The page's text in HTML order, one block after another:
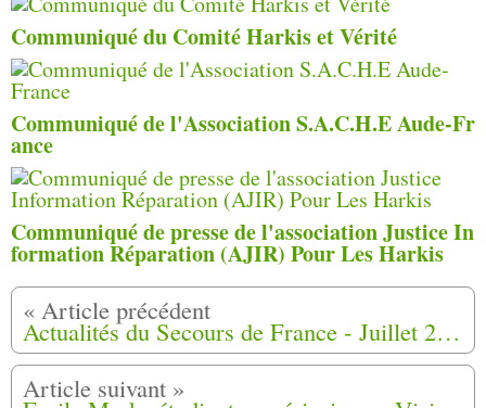
Communiqué du Comité Harkis et Vérité
Communiqué de l'Association S.A.C.H.E Aude-Fr
ance
Communiqué de presse de l'association Justice In
formation Réparation (AJIR) Pour Les Harkis
Actualités du Secours de France - Juillet 2017